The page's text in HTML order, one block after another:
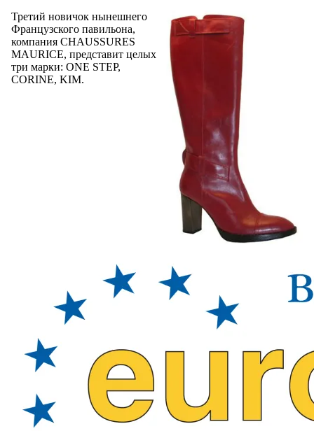
Третий новичок нынешнего
Французского павильона,
компания CHAUSSURES
MAURICE, представит целых
три марки: ONE STEP,
CORINE, KIM.